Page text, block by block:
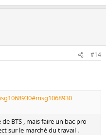
#14
BTS , mais faire un bac pro
sur le marché du travail .